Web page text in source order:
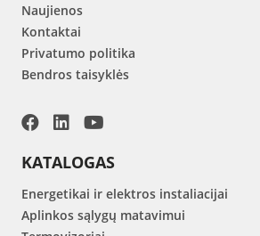
Naujienos
Kontaktai
Privatumo politika
Bendros taisyklės
KATALOGAS
Energetikai ir elektros instaliacijai
Aplinkos sąlygų matavimui